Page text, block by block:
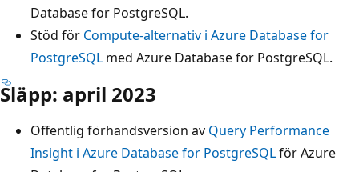
Database for PostgreSQL.
Stöd för Compute-alternativ i Azure Database for
PostgreSQL med Azure Database for PostgreSQL.
Släpp: april 2023
Offentlig förhandsversion av Query Performance
Insight i Azure Database for PostgreSQLför Azure